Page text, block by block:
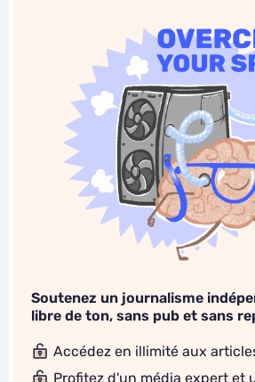
Soutenez un journalisme
libre de ton, sans pub et sans
Accédez en illimité aux
Profitez d'un média expert et